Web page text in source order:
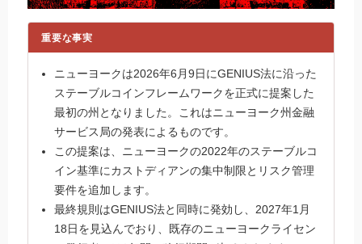
重要な事実
ニューヨークは2026年6月9日にGENIUS法に沿った
ステーブルコインフレームワークを正式に提案した
最初の州となりました。これはニューヨーク州金融
サービス局の発表によるものです。
この提案は、ニューヨークの2022年のステーブルコ
イン基準にカストディアンの集中制限とリスク管理
要件を追加します。
最終規則はGENIUS法と同時に発効し、2027年1月
18日を見込んでおり、既存のニューヨークライセン